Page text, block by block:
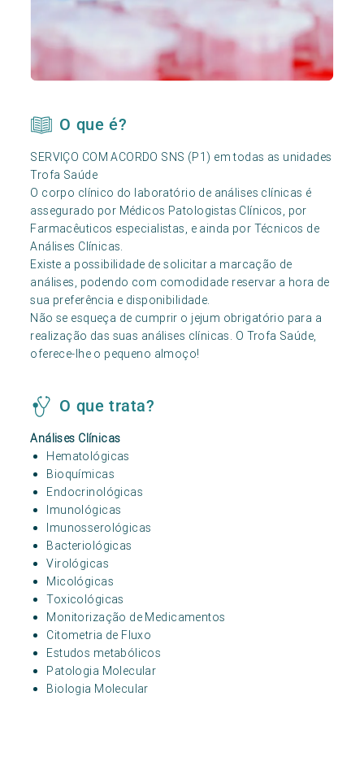
O que é?
SERVIÇO COM ACORDO SNS (P1) em todas as unidades
Trofa Saúde
O corpo clínico do laboratório de análises clínicas é
assegurado por Médicos Patologistas Clínicos, por
Farmacêuticos especialistas, e ainda por Técnicos de
Análises Clínicas.
Existe a possibilidade de solicitar a marcação de
análises, podendo com comodidade reservar a hora de
sua preferência e disponibilidade.
Não se esqueça de cumprir o jejum obrigatório para a
realização das suas análises clínicas. O Trofa Saúde,
oferece-lhe o pequeno almoço!
O que trata?
Análises Clínicas
Hematológicas
Bioquímicas
Endocrinológicas
Imunológicas
Imunosserológicas
Bacteriológicas
Virológicas
Micológicas
Toxicológicas
Monitorização de Medicamentos
Citometria de Fluxo
Estudos metabólicos
Patologia Molecular
Biologia Molecular